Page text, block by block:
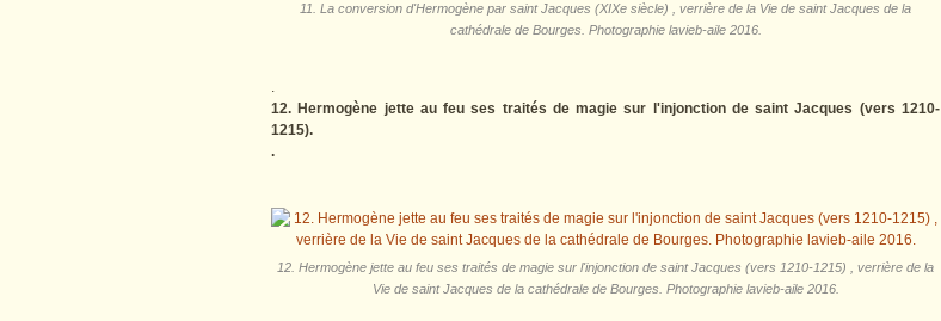
11. La conversion d'Hermogène par saint Jacques (XIXe siècle) , verrière de la Vie de saint Jacques de la
cathédrale de Bourges. Photographie lavieb-aile 2016.
.
12. Hermogène jette au feu ses traités de magie sur l'injonction de saint Jacques (vers 1210-
1215).
.
12. Hermogène jette au feu ses traités de magie sur l'injonction de saint Jacques (vers 1210-1215) , verrière de la
Vie de saint Jacques de la cathédrale de Bourges. Photographie lavieb-aile 2016.